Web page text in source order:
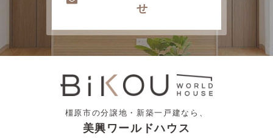
せ
橿原市の分譲地・新築一戸建なら、
美興ワールドハウス